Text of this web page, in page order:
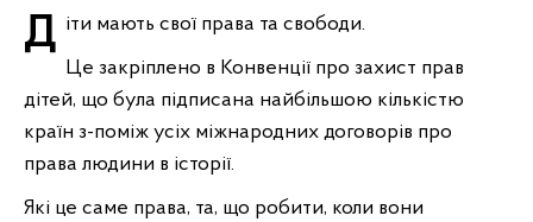
Діти мають свої права та свободи.
Це закріплено в Конвенції про захист прав
дітей, що була підписана найбільшою кількістю
країн з-поміж усіх міжнародних договорів про
права людини в історії.
Які це саме права, та, що робити, коли вони